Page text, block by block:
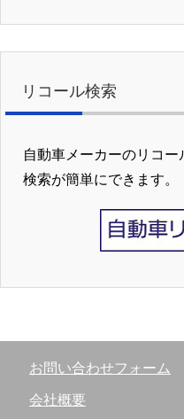
リコール検索
自動車メーカーのリコ
検索が簡単にできます。
お問い合わせフォーム
会社概要